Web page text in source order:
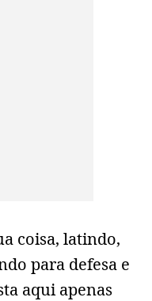
coisa, latindo,
para defesa e
aqui apenas